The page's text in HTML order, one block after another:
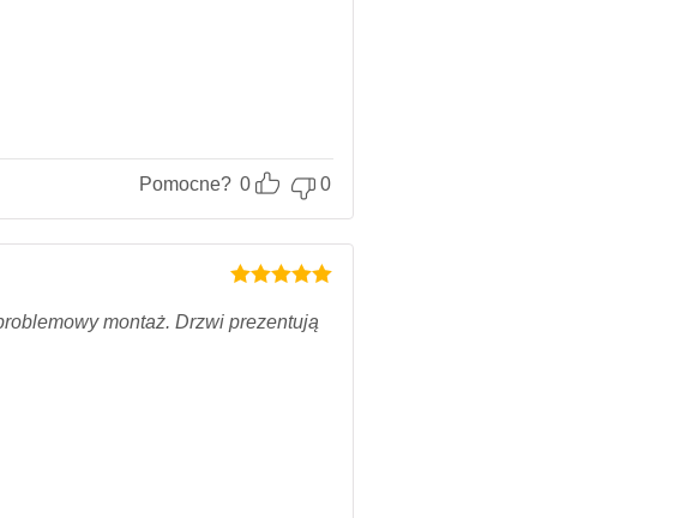
Pomocne? 0 0
na 5.
montaż. Drzwi prezentują